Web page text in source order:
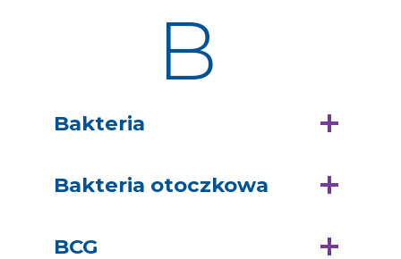
B
Bakteria
Bakteria otoczkowa
BCG